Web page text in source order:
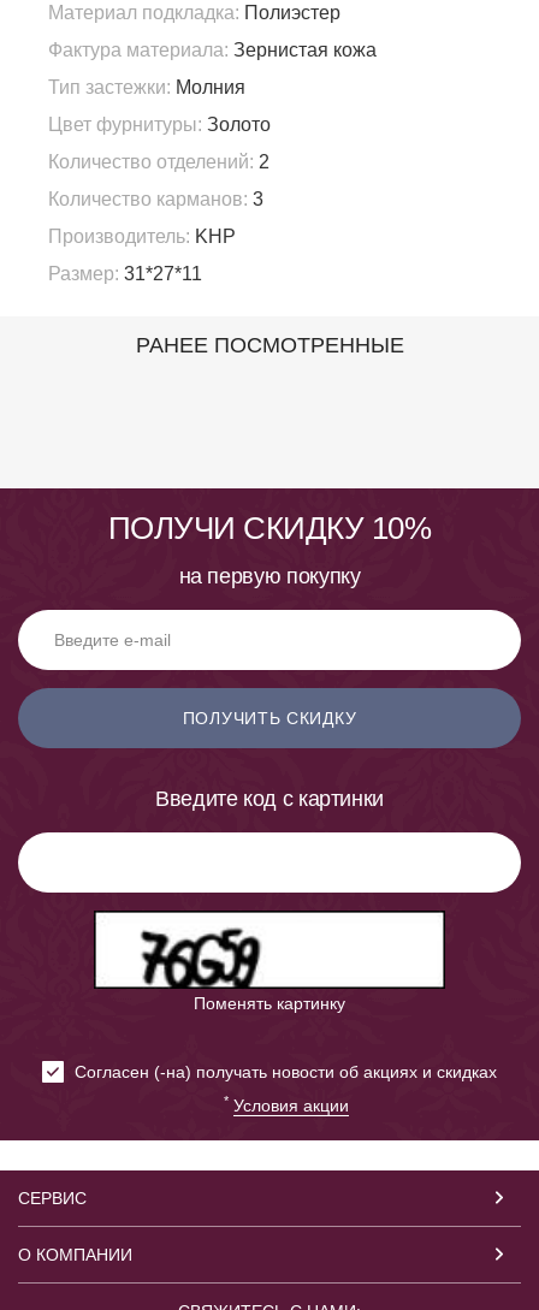
Материал подкладка: Полиэстер
Фактура материала: Зернистая кожа
Тип застежки: Молния
Цвет фурнитуры: Золото
Количество отделений: 2
Количество карманов: 3
Производитель: KHP
Размер: 31*27*11
РАНЕЕ ПОСМОТРЕННЫЕ
ПОЛУЧИ СКИДКУ 10%
на первую покупку
ПОЛУЧИТЬ СКИДКУ
Введите код с картинки
Поменять картинку
Cогласен (-на) получать новости об акциях и скидках
* Условия акции
СЕРВИС
О КОМПАНИИ